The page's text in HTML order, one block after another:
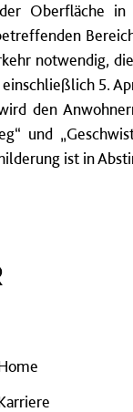
Oberfläche
notwendig,
5.
den
und
ist in